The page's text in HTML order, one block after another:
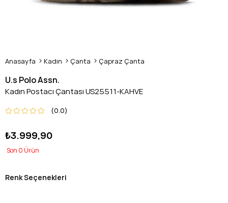
Anasayfa Kadın Çanta Çapraz Çanta
U.s Polo Assn.
Kadın Postacı Çantası US25511-KAHVE
0.0
₺3.999,90
0
Renk Seçenekleri